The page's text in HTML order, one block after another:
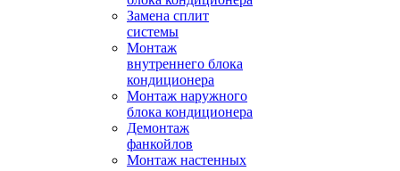
Замена сплит
системы
Монтаж
внутреннего блока
кондиционера
Монтаж наружного
блока кондиционера
Демонтаж
фанкойлов
Монтаж настенных